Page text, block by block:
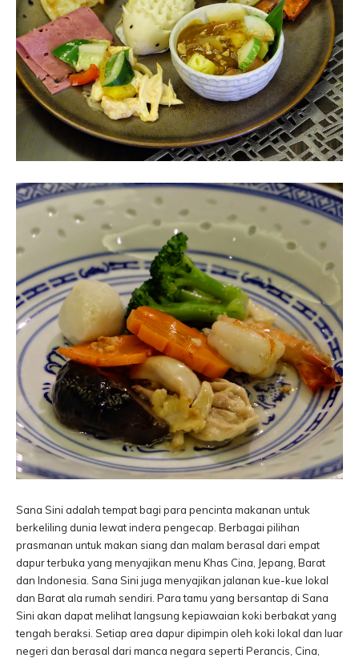
Sana Sini adalah tempat bagi para pencinta makanan untuk
berkeliling dunia lewat indera pengecap. Berbagai pilihan
prasmanan untuk makan siang dan malam berasal dari empat
dapur terbuka yang menyajikan menu Khas Cina, Jepang, Barat
dan Indonesia. Sana Sini juga menyajikan jalanan kue-kue lokal
dan Barat ala rumah sendiri. Para tamu yang bersantap di Sana
Sini akan dapat melihat langsung kepiawaian koki berbakat yang
tengah beraksi. Setiap area dapur dipimpin oleh koki lokal dan luar
negeri dan berasal dari manca negara seperti Perancis, Cina,